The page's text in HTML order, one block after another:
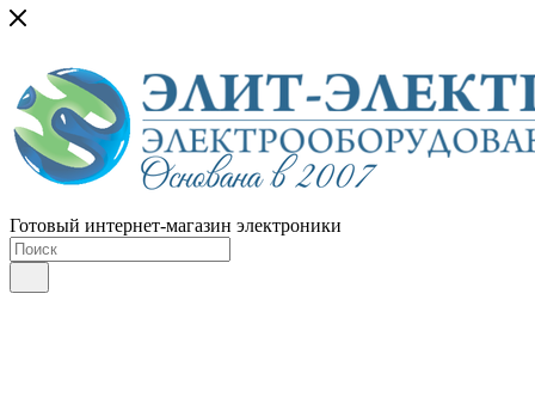
Готовый интернет-магазин электроники